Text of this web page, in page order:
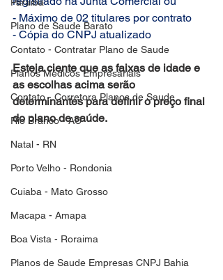
Plano de Saude Barato
Contato - Contratar Plano de Saude
Planos Médicos Empresariais
Contato - Corretora Planos de Saude
Rio Branco - AC
Natal - RN
Porto Velho - Rondonia
Cuiaba - Mato Grosso
Macapa - Amapa
Boa Vista - Roraima
Planos de Saude Empresas CNPJ Bahia
- Máximo de 02 titulares por contrato
- Cópia do CNPJ atualizado
Esteja ciente que as faixas de idade e
as escolhas acima serão
determinantes para definir o preço final
do plano de saúde.